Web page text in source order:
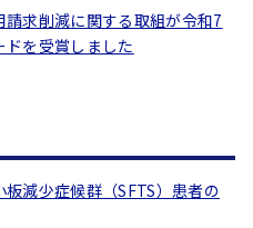
求削減に関する取組が令和7
を受賞しました
減少症候群（SFTS）患者の